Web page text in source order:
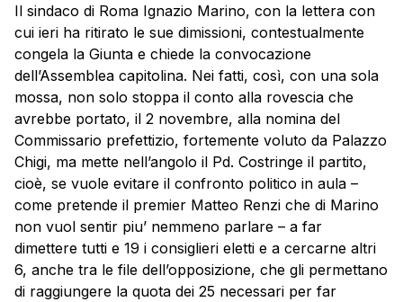
Il sindaco di Roma Ignazio Marino, con la lettera con
cui ieri ha ritirato le sue dimissioni, contestualmente
congela la Giunta e chiede la convocazione
dell’Assemblea capitolina. Nei fatti, così, con una sola
mossa, non solo stoppa il conto alla rovescia che
avrebbe portato, il 2 novembre, alla nomina del
Commissario prefettizio, fortemente voluto da Palazzo
Chigi, ma mette nell’angolo il Pd. Costringe il partito,
cioè, se vuole evitare il confronto politico in aula –
come pretende il premier Matteo Renzi che di Marino
non vuol sentir piu’ nemmeno parlare – a far
dimettere tutti e 19 i consiglieri eletti e a cercarne altri
6, anche tra le file dell’opposizione, che gli permettano
di raggiungere la quota dei 25 necessari per far